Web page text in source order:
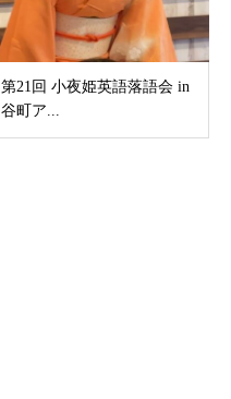
第21回 小夜姫英語落語会 in
谷町ア...